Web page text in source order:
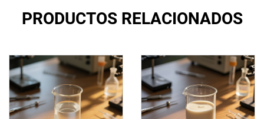
PRODUCTOS RELACIONADOS